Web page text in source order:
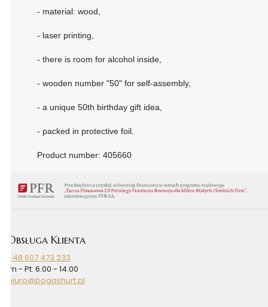
- material: wood,
- laser printing,
- there is room for alcohol inside,
- wooden number "50" for self-assembly,
- a unique 50th birthday gift idea,
- packed in protective foil.
Product number: 405660
Obsługa Klienta
+48 607 473 233
Pn - Pt: 6.00 - 14.00
biuro@bogashurt.pl